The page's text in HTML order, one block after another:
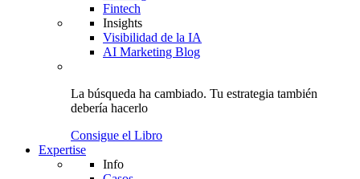
Fintech
Insights
Visibilidad de la IA
AI Marketing Blog
La búsqueda ha cambiado. Tu estrategia también
debería hacerlo
Consigue el Libro
Expertise
Info